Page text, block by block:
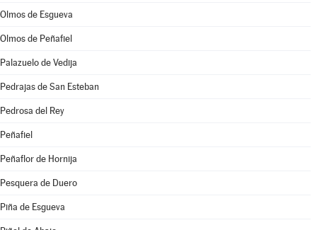
Olmos de Esgueva
Olmos de Peñafiel
Palazuelo de Vedija
Pedrajas de San Esteban
Pedrosa del Rey
Peñafiel
Peñaflor de Hornija
Pesquera de Duero
Piña de Esgueva